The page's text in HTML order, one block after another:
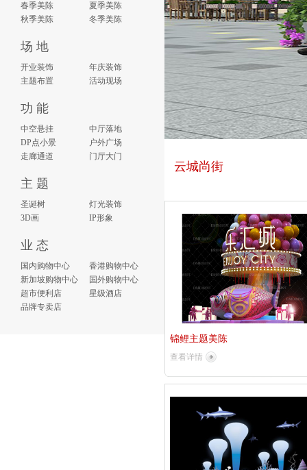
春季美陈
夏季美陈
秋季美陈
冬季美陈
场 地
开业装饰
年庆装饰
主题布置
活动现场
功 能
中空悬挂
中厅落地
DP点小景
户外广场
走廊通道
门厅大门
主 题
圣诞树
灯光装饰
3D画
IP形象
业 态
国内购物中心
香港购物中心
新加坡购物中心
国外购物中心
超市便利店
星级酒店
品牌专卖店
云城尚街
锦鲤主题美陈
查看详情